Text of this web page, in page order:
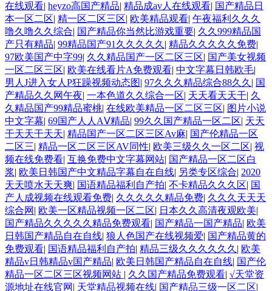
在线观看| heyzo高国产精品| 精品成av人在线观看| 国产精品日
本一区二区| 精一区二区三区| 欧美精品观看| 午夜福利久久久
噜久噜久久综合| 国产精品你当然比游戏重要| 久久999精品国
产只有精品| 99精品国产91久久久久久 | 精品久久久久久免费|
97欧美国产中字99| 久久精品国产一区二区三区| 国产美女视频
一区二区三区| 欧美在线看片A免费观看| 中文字幕日韩欧毛|
男人J进入女人P狂躁视频动态图| 97久久久精品综合88久久 | 国
产精品久久网午夜| 一本色道久久综合一区| 天天看天天干| 久
久精品国产99精品蜜桃| 在线欧美精品一区二区三区| 图片小说
中文字幕| 69国产人人AⅤ精品| 99久久国产精品一区二区| 天天
干天天干天天| 精品国产一区二区三区Av麻| 国产伦精品一区
二区三| 精品一区二区三区AV同性| 欧美三级久久一区二区| 视
频在线免费看| 互换免费中文字幕网站| 国产精品一区二区白
浆| 欧美日韩国产中文精品字幕自在自线| 另类专区综合| 2020
天天喷水天天爽| 国语精品福利自产拍| 不卡精品久久久区| 国
产人成视频在线观看免费| 久久久久久精品免费| 久久久天天天
综合网 | 欧美一区精品视频一区二区| 日本久久高清夜观欧美|
国产精品久久久久久精品免费观看| 国产精品一国产精品| 欧美
日韩国产精品自在自线| 狼人色国产在线视频爱| 国产精品黄的
免费观看| 国语精品福利自产拍| 精品三级久久久久久久 | 欧美
精品v日韩精品v国产精品| 欧美日韩国产精品自在自线| 国产伦
精品一区二区三区视频网站 | 久久国产精品免费观看| √天堂资
源地址在线官网 | 天堂精品视频在线| 国产精品三级一区二区|